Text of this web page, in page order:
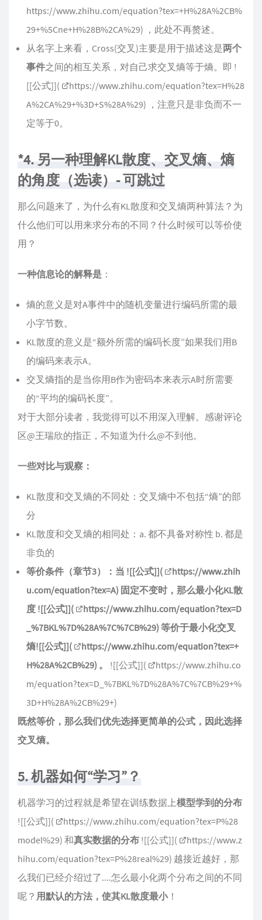
https://www.zhihu.com/equation?tex=+H%28A%2CB%
29+%5Cne+H%28B%2CA%29) ，此处不再赘述。
从名字上来看，Cross(交叉)主要是用于描述这是两个
事件之间的相互关系，对自己求交叉熵等于熵。即 !
[[公式]](
https://www.zhihu.com/equation?tex=H%28
A%2CA%29+%3D+S%28A%29) ，注意只是非负而不一
定等于0。
*4. 另一种理解KL散度、交叉熵、熵
的角度（选读）- 可跳过
那么问题来了，为什么有KL散度和交叉熵两种算法？为
什么他们可以用来求分布的不同？什么时候可以等价使
用？
一种信息论的解释是 ：
熵的意义是对A事件中的随机变量进行编码所需的最
小字节数。
KL散度的意义是“额外所需的编码长度”如果我们用B
的编码来表示A。
交叉熵指的是当你用B作为密码本来表示A时所需要
的“平均的编码长度”。
对于大部分读者，我觉得可以不用深入理解。感谢评论
区@王瑞欣的指正，不知道为什么@不到他。
一些对比与观察：
KL散度和交叉熵的不同处：交叉熵中不包括“熵”的部
分
KL散度和交叉熵的相同处：a. 都不具备对称性 b. 都是
非负的
等价条件（章节3）：当 ![[公式]](
https://www.zhih
u.com/equation?tex=A) 固定不变时，那么最小化KL散
度 ![[公式]](
https://www.zhihu.com/equation?tex=D
_%7BKL%7D%28A%7C%7CB%29) 等价于最小化交叉
熵![[公式]](
https://www.zhihu.com/equation?tex=+
H%28A%2CB%29) 。 ![[公式]](
https://www.zhihu.co
m/equation?tex=D_%7BKL%7D%28A%7C%7CB%29+%
3D+H%28A%2CB%29+)
既然等价，那么我们优先选择更简单的公式，因此选择
交叉熵。
5. 机器如何“学习”？
机器学习的过程就是希望在训练数据上模型学到的分布
![[公式]](
https://www.zhihu.com/equation?tex=P%28
model%29) 和真实数据的分布 ![[公式]](
https://www.z
hihu.com/equation?tex=P%28real%29) 越接近越好，那
么我们已经介绍过了....怎么最小化两个分布之间的不同
呢？ 用默认的方法，使其KL散度最小！